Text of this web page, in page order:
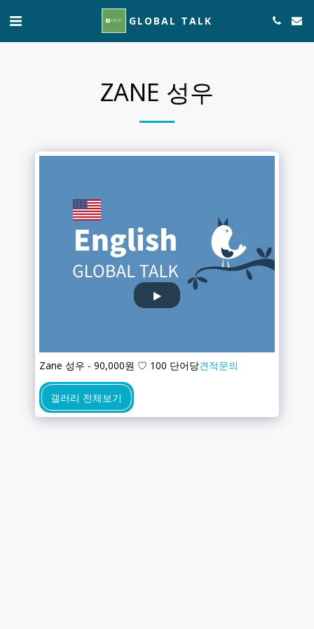
GLOBAL TALK
ZANE 성우
Zane 성우 - 90,000원 ♡ 100 단어당견적문의
갤러리 전체보기